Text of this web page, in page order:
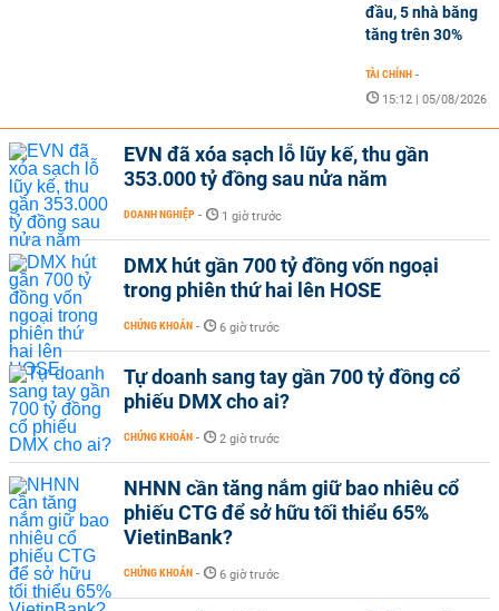
đầu, 5 nhà băng
tăng trên 30%
TÀI CHÍNH -
15:12 | 05/08/2026
EVN đã xóa sạch lỗ lũy kế, thu gần
353.000 tỷ đồng sau nửa năm
DOANH NGHIỆP - 1 giờ trước
DMX hút gần 700 tỷ đồng vốn ngoại
trong phiên thứ hai lên HOSE
CHỨNG KHOÁN - 6 giờ trước
Tự doanh sang tay gần 700 tỷ đồng cổ
phiếu DMX cho ai?
CHỨNG KHOÁN - 2 giờ trước
NHNN cần tăng nắm giữ bao nhiêu cổ
phiếu CTG để sở hữu tối thiểu 65%
VietinBank?
CHỨNG KHOÁN - 6 giờ trước